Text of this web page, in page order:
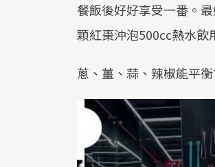
餐飯後好好享受一番。
顆紅棗沖泡500cc熱水飲
蔥、薑、蒜、辣椒能平